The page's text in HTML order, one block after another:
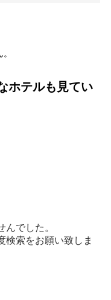
ホテルも見てい